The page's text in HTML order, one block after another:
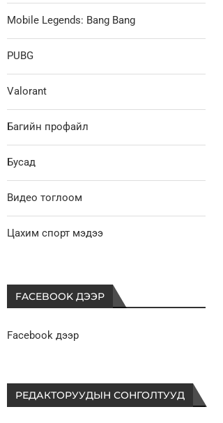
Mobile Legends: Bang Bang
PUBG
Valorant
Багийн профайл
Бусад
Видео тоглоом
Цахим спорт мэдээ
FACEBOOK ДЭЭР
Facebook дээр
РЕДАКТОРУУДЫН СОНГОЛТУУД